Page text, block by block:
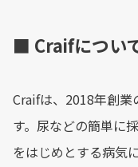
■ Craifについ
Craifは、2018年創業
す。尿などの簡単に
をはじめとする病気